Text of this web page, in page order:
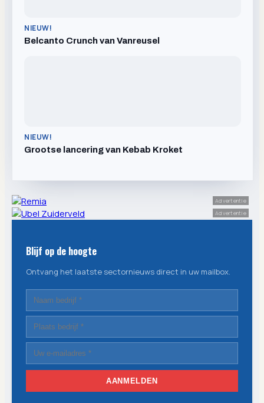
NIEUW!
Belcanto Crunch van Vanreusel
NIEUW!
Grootse lancering van Kebab Kroket
Advertentie
Advertentie
Blijf op de hoogte
Ontvang het laatste sectornieuws direct in uw mailbox.
AANMELDEN